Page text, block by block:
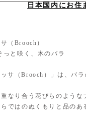
日本国内にお住
（Brooch）
と咲く、木のバラ
ッサ（Brooch）」は、バ
なり合う花びらのような
ではのぬくもりと品の